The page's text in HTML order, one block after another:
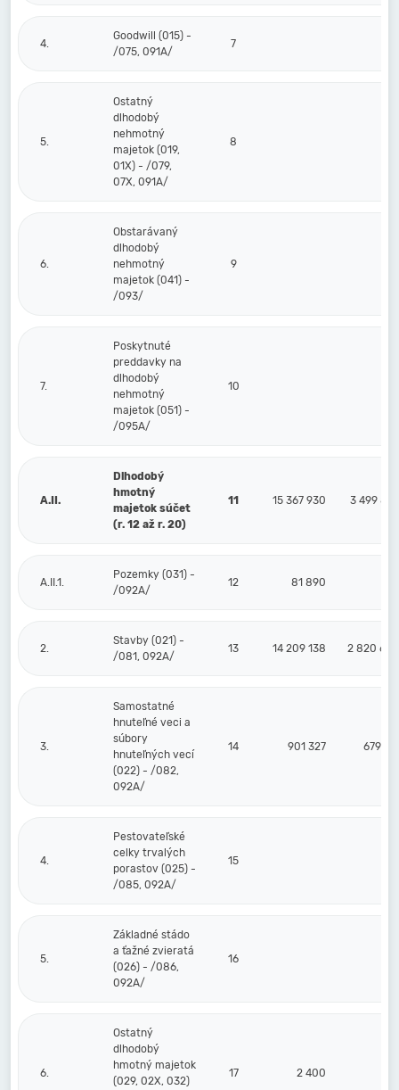
4.
Goodwill (015) -
/075, 091A/
7
5.
Ostatný
dlhodobý
nehmotný
majetok (019,
01X) - /079,
07X, 091A/
8
6.
Obstarávaný
dlhodobý
nehmotný
majetok (041) -
/093/
9
7.
Poskytnuté
preddavky na
dlhodobý
nehmotný
majetok (051) -
/095A/
10
A.II.
Dlhodobý
hmotný
majetok súčet
(r. 12 až r. 20)
11 15 367 930 3 499 854
A.II.1.
Pozemky (031) -
/092A/
12 81 890
2.
Stavby (021) -
/081, 092A/
13 14 209 138 2 820 680
3.
Samostatné
hnuteľné veci a
súbory
hnuteľných vecí
(022) - /082,
092A/
14 901 327 679 174
4.
Pestovateľské
celky trvalých
porastov (025) -
/085, 092A/
15
5.
Základné stádo
a ťažné zvieratá
(026) - /086,
092A/
16
6.
Ostatný
dlhodobý
hmotný majetok
(029, 02X, 032)
17 2 400